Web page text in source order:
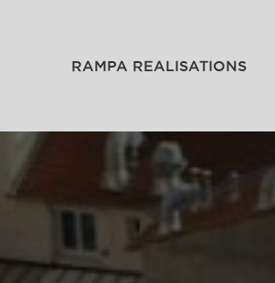
RAMPA REALISATIONS